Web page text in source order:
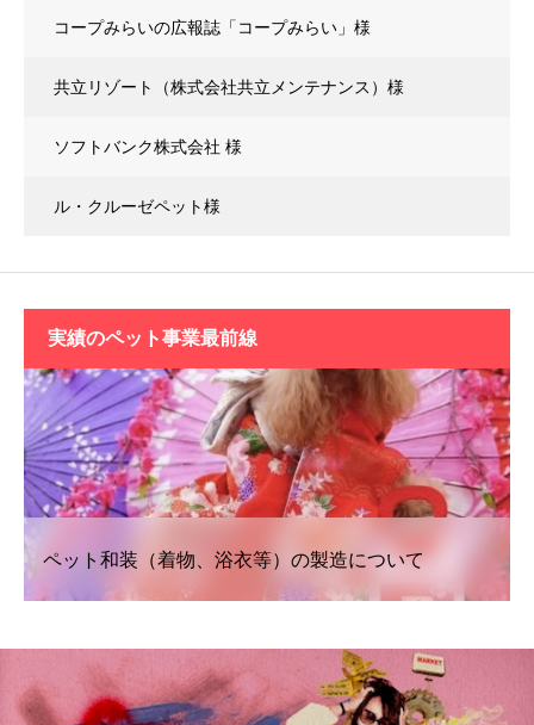
コープみらいの広報誌「コープみらい」様
共立リゾート（株式会社共立メンテナンス）様
ソフトバンク株式会社 様
ル・クルーゼペット様
実績のペット事業最前線
ペット和装（着物、浴衣等）の製造について